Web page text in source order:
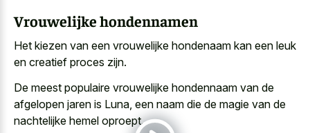
Vrouwelijke hondennamen
Het kiezen van een vrouwelijke hondenaam kan een leuk
en creatief proces zijn.
De meest populaire vrouwelijke hondennaam van de
afgelopen jaren is Luna, een naam die de magie van de
nachtelijke hemel oproept.